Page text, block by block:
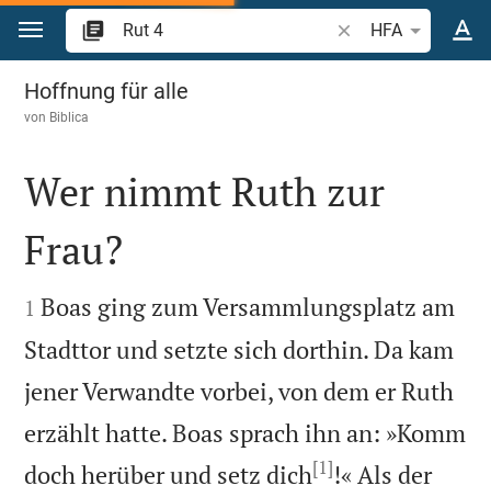
Zum Inhalt springen
Bibelstelle oder
HFA
Rut 4
Hoffnung für alle
von Biblica

Wer nimmt Ruth zur
Frau?

1 Boas ging zum Versammlungsplatz am
Stadttor und setzte sich dorthin. Da kam
jener Verwandte vorbei, von dem er Ruth
erzählt hatte. Boas sprach ihn an: »Komm
doch herüber und setz dich[1]!« Als der